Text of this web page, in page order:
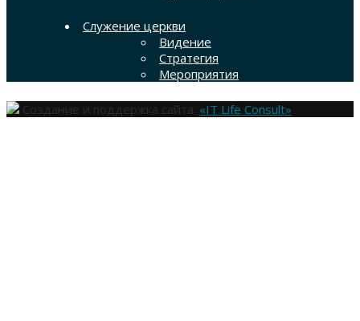
Служение церкви
Видение
Стратегия
Мероприятия
Создание и поддержка сайта: «IT Life Consult»